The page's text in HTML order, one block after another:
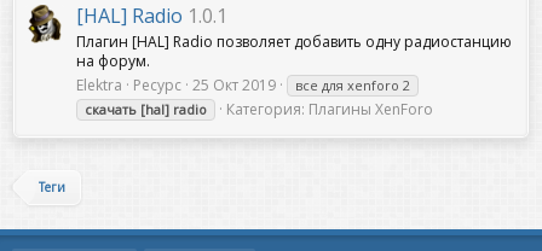
[HAL] Radio 1.0.1
Плагин [HAL] Radio позволяет добавить одну радиостанцию
на форум.
Elektra
Ресурс 25 Окт 2019
все для xenforo 2
скачать [hal] radio Категория: Плагины XenForo
Теги